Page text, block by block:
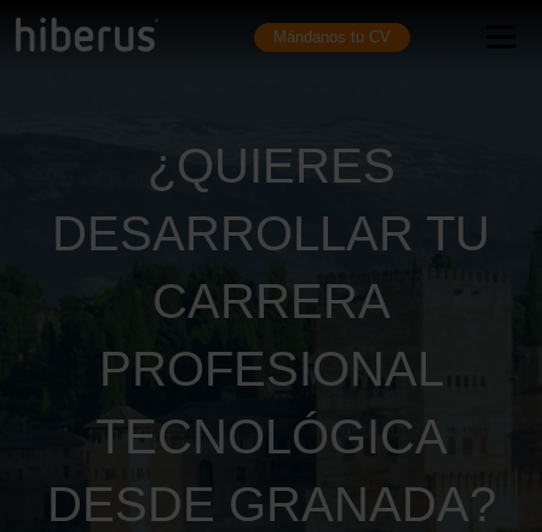
Mándanos tu CV
¿QUIERES
DESARROLLAR TU
CARRERA
PROFESIONAL
TECNOLÓGICA
DESDE GRANADA?